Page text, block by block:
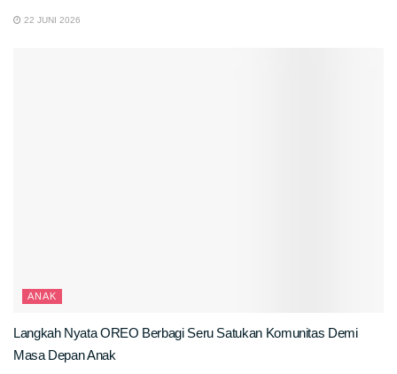
22 JUNI 2026
ANAK
Langkah Nyata OREO Berbagi Seru Satukan Komunitas Demi
Masa Depan Anak